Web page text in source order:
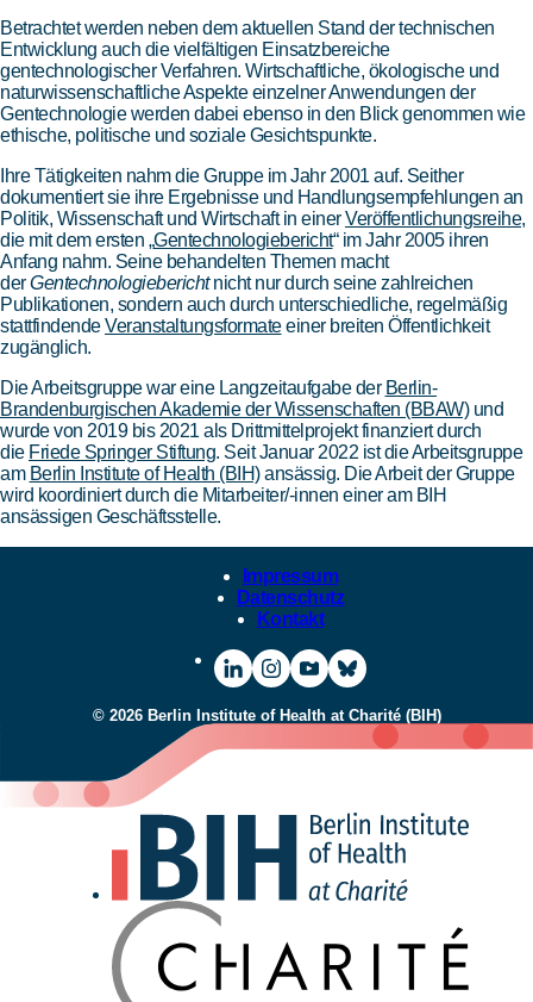
Betrachtet werden neben dem aktuellen Stand der technischen
Entwicklung auch die vielfältigen Einsatzbereiche
gentechnologischer Verfahren. Wirtschaftliche, ökologische und
naturwissenschaftliche Aspekte einzelner Anwendungen der
Gentechnologie werden dabei ebenso in den Blick genommen wie
ethische, politische und soziale Gesichtspunkte.
Ihre Tätigkeiten nahm die Gruppe im Jahr 2001 auf. Seither
dokumentiert sie ihre Ergebnisse und Handlungsempfehlungen an
Politik, Wissenschaft und Wirtschaft in einerVeröffentlichungsreihe,
die mit dem ersten „Gentechnologiebericht“ im Jahr 2005 ihren
Anfang nahm. Seine behandelten Themen macht
derGentechnologieberichtnicht nur durch seine zahlreichen
Publikationen, sondern auch durch unterschiedliche, regelmäßig
stattfindendeVeranstaltungsformateeiner breiten Öffentlichkeit
zugänglich.
Die Arbeitsgruppe war eine Langzeitaufgabe der Berlin-
Brandenburgischen Akademie der Wissenschaften (BBAW)und
wurde von 2019 bis 2021 als Drittmittelprojekt finanziert durch
die Friede Springer Stiftung. Seit Januar 2022 ist die Arbeitsgruppe
am Berlin Institute of Health (BIH)ansässig. Die Arbeit der Gruppe
wird koordiniert durch die Mitarbeiter/-innen einer am BIH
ansässigen Geschäftsstelle.
Impressum
Datenschutz
Kontakt
Zur
LinkedIn-
Seite
des
Zur
Instagram-
Seite
des
Zum
YouTube-
Channel
des
Zum
Bluesky-
Channel
des
© 2026 Berlin Institute of Health at Charité (BIH)
Startseite
des
BIH
Zur
Webseite